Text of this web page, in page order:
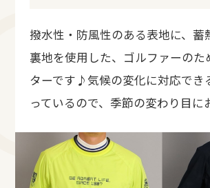
撥水性・防風性のある表地に、蓄
裏地を使用した、ゴルファーのた
ターです♪気候の変化に対応でき
っているので、季節の変わり目に